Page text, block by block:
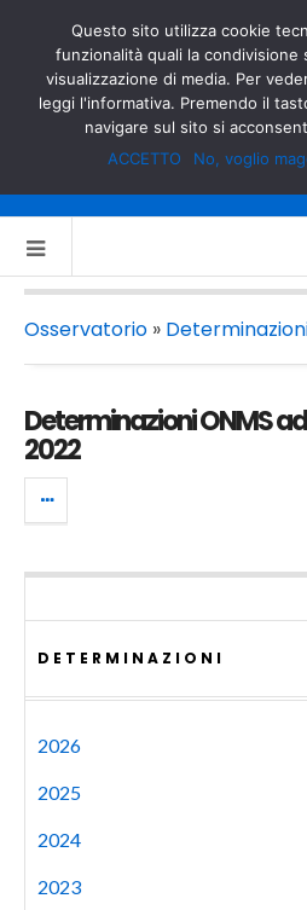
GOVERNO.IT
Osservatorio »
Determinazioni ONMS
2022
DETERMINAZIONI
2026
2025
2024
2023
Questo sito utilizza cookie
funzionalità quali la
visualizzazione di media. Per
leggi l'informativa. Premendo il
navigare sul sito si
ACCETTO
No, voglio